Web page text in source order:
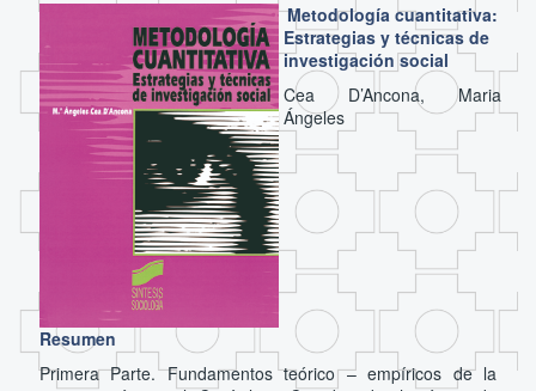
Metodología cuantitativa:
Estrategias y técnicas de
investigación social
Cea D’Ancona, Maria
Ángeles
Resumen
Primera Parte. Fundamentos teórico – empíricos de la